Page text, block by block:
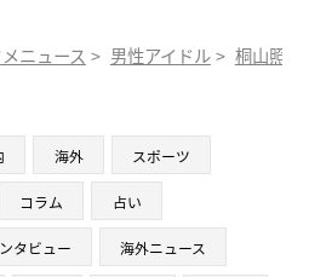
ニュース > 男性アイドル > 桐山照史
海外 スポーツ
コラム 占い
タビュー 海外ニュース